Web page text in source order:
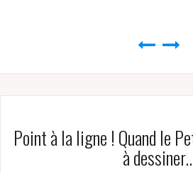
Point à la ligne ! Quand le
à